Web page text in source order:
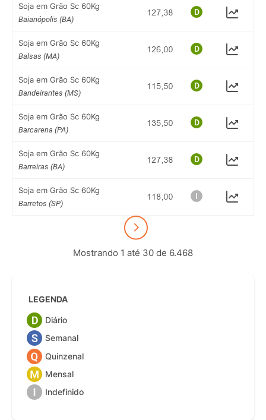
Soja em Grão Sc 60Kg
Baianópolis (BA)
Soja em Grão Sc 60Kg
Balsas (MA)
Soja em Grão Sc 60Kg
Bandeirantes (MS)
Soja em Grão Sc 60Kg
Barcarena (PA)
Soja em Grão Sc 60Kg
Barreiras (BA)
Soja em Grão Sc 60Kg
Barretos (SP)
Mostrando 1 até 30 de 6.468
LEGENDA
Diário
Semanal
Quinzenal
Mensal
Indefinido